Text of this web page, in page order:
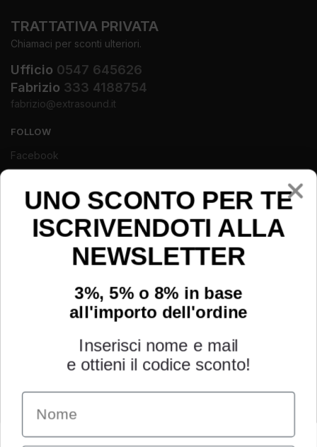
TRATTATIVA PRIVATA
Chiamaci per sconti ulteriori.
Ufficio 0547 645626
Fabrizio 333 4188754
fabrizio@extrasound.it
FOLLOW
Facebook
Instagram
Youtube
INFORMAZIONI
Chi siamo
UNO SCONTO PER TE
ISCRIVENDOTI ALLA
NEWSLETTER
3%, 5% o 8% in base
all'importo dell'ordine
Inserisci nome e mail
e ottieni il codice sconto!
Name